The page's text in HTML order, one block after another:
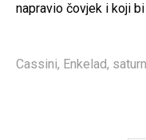
napravio čovjek i koji
Cassini, Enkelad, saturn